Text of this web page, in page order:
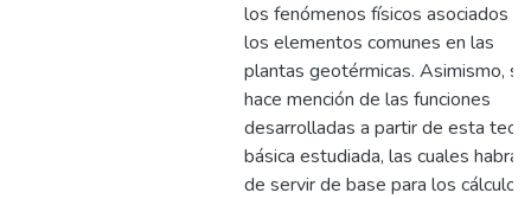
los fenómenos físicos asociados a
los elementos comunes en las
plantas geotérmicas. Asimismo, se
hace mención de las funciones
desarrolladas a partir de esta
básica estudiada, las cuales habrán
de servir de base para los cálculos